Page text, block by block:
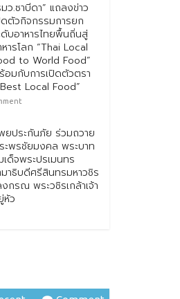
มว.ซาบีดา” แถลงข่าว
ดตัวกิจกรรมการยก
ดับอาหารไทยพื้นถิ่นสู่
ารโลก “Thai Local
to World Food”
อมกับการเปิดตัวตรา
Local Food”
ยประกันภัย ร่วมถวาย
ะพรชัยมงคล พระบาท
เด็จพระปรเมนทร
มาธิบดีศรีสินทรมหาวชิร
งกรณ พระวชิรเกล้าเจ้า
หัว
ธมิตรเชิงกลยุทธ์ ยก